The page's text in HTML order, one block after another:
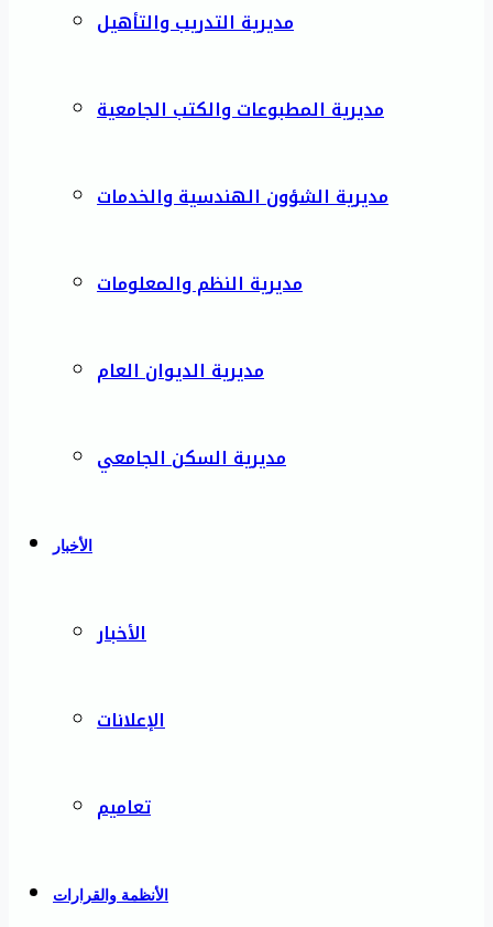
مديرية التدريب والتأهيل
مديرية المطبوعات والكتب الجامعية
مديرية الشؤون الهندسية والخدمات
مديرية النظم والمعلومات
مديرية الديوان العام
مديرية السكن الجامعي
الأخبار
الأخبار
الإعلانات
تعاميم
الأنظمة والقرارات